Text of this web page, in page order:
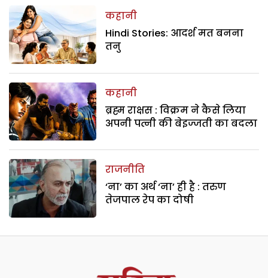
कहानी
Hindi Stories: आदर्श मत बनना
तनु
कहानी
ब्रह्म राक्षस : विक्रम ने कैसे लिया
अपनी पत्नी की बेइज्जती का बदला
राजनीति
‘ना’ का अर्थ ‘ना’ ही है : तरुण
तेजपाल रेप का दोषी